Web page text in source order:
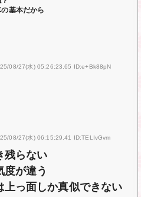
基本だから
08/27(水) 05:26:23.65 ID:e+Bk88pN
08/27(水) 06:15:29.41 ID:TELIvGvm
残らない
度が違う
上っ面しか真似できない